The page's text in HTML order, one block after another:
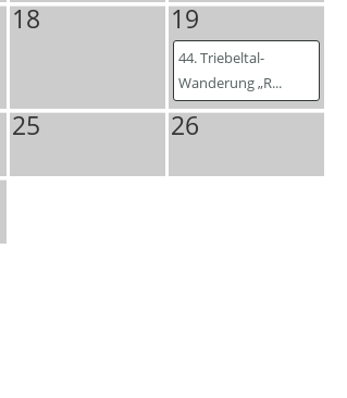
18 19
44. Triebeltal-
Wanderung „R...
25
26